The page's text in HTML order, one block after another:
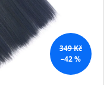
349 Kč
–42 %